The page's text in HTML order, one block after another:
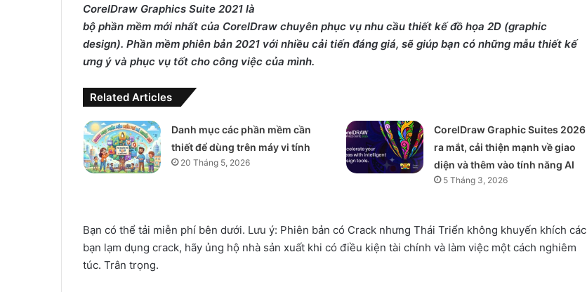
CorelDraw Graphics Suite 2021 là
bộ phần mềm mới nhất của CorelDraw chuyên phục vụ nhu cầu thiết kế đồ họa 2D (graphic
design). Phần mềm phiên bản 2021 với nhiều cải tiến đáng giá, sẽ giúp bạn có những mẫu thiết kế
ưng ý và phục vụ tốt cho công việc của mình.
Related Articles
Danh mục các phần mềm cần
thiết để dùng trên máy vi tính
20 Tháng 5, 2026
CorelDraw Graphic Suites 2026
ra mắt, cải thiện mạnh về giao
diện và thêm vào tính năng AI
5 Tháng 3, 2026
Bạn có thể tải miễn phí bên dưới. Lưu ý: Phiên bản có Crack nhưng Thái Triển không khuyến khích các
bạn lạm dụng crack, hãy ủng hộ nhà sản xuất khi có điều kiện tài chính và làm việc một cách nghiêm
túc. Trân trọng.